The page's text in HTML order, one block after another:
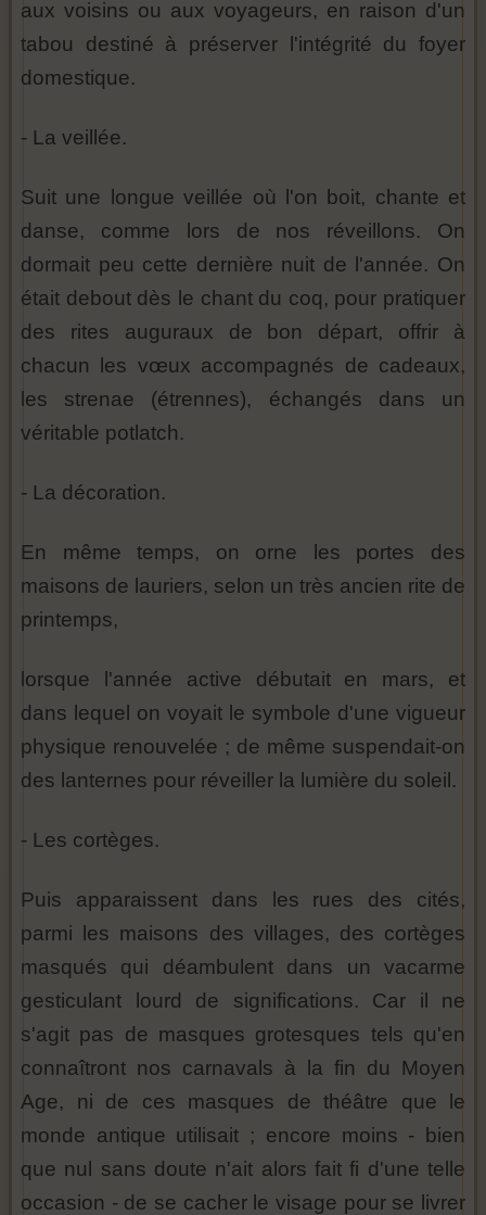
aux voisins ou aux voyageurs, en raison d'un
tabou destiné à préserver l'intégrité du foyer
domestique.
- La veillée.
Suit une longue veillée où l'on boit, chante et
danse, comme lors de nos réveillons. On
dormait peu cette dernière nuit de l'année. On
était debout dès le chant du coq, pour pratiquer
des rites auguraux de bon départ, offrir à
chacun les vœux accompagnés de cadeaux,
les strenae (étrennes), échangés dans un
véritable potlatch.
- La décoration.
En même temps, on orne les portes des
maisons de lauriers, selon un très ancien rite de
printemps,
lorsque l'année active débutait en mars, et
dans lequel on voyait le symbole d'une vigueur
physique renouvelée ; de même suspendait-on
des lanternes pour réveiller la lumière du soleil.
- Les cortèges.
Puis apparaissent dans les rues des cités,
parmi les maisons des villages, des cortèges
masqués qui déambulent dans un vacarme
gesticulant lourd de significations. Car il ne
s'agit pas de masques grotesques tels qu'en
connaîtront nos carnavals à la fin du Moyen
Age, ni de ces masques de théâtre que le
monde antique utilisait ; encore moins - bien
que nul sans doute n'ait alors fait fi d'une telle
occasion - de se cacher le visage pour se livrer